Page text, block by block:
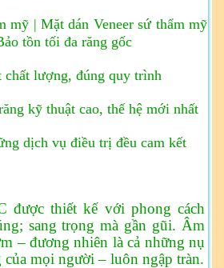
mỹ | Mặt dán Veneer sứ thẩm mỹ
tồn tối đa răng gốc
chất lượng, đúng quy trình
kỹ thuật cao, thế hệ mới nhất
dịch vụ điều trị đều cam kết
được thiết kế với phong cách
sang trọng mà gần gũi. Âm
– đương nhiên là cả những nụ
mọi người – luôn ngập tràn.